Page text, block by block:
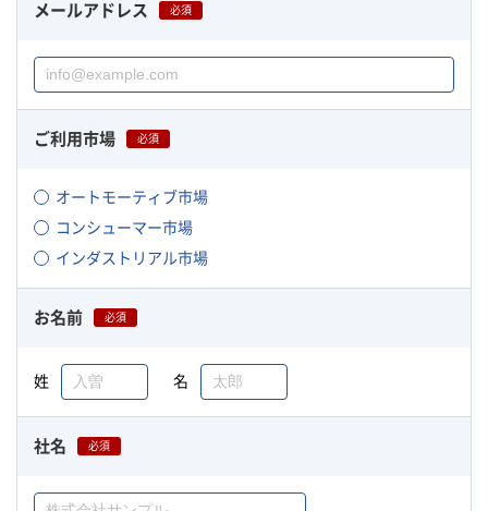
メールアドレス 必須
ご利用市場 必須
オートモーティブ市場
コンシューマー市場
インダストリアル市場
お名前 必須
姓 名
社名 必須